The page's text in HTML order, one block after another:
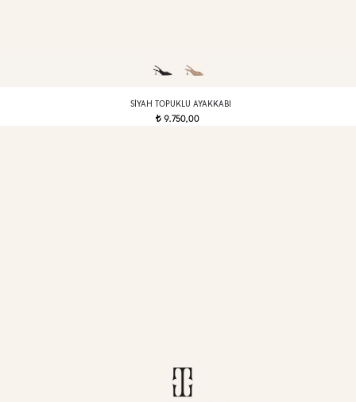
SIYAH TOPUKLU AYAKKABI
t9.750,00